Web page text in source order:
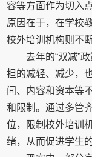
容等方面作为切入
原因在于，在学校
校外培训机构则不
去年的“双减”
担的减轻、减少，
间、内容和资本等
和限制。通过多管
位，限制校外培训
绪，从而促进学生